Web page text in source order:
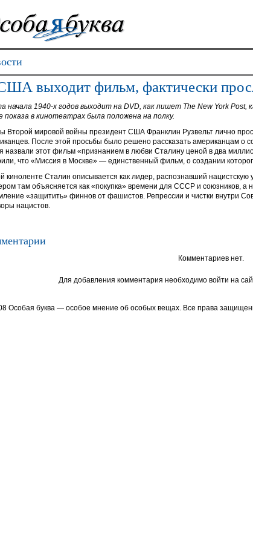
выходит фильм, фактически
начала 1940-х годов выходит на DVD, как пишет The New York Post,
показа в кинотеатрах была положена на полку.
Второй мировой войны президент США Франклин Рузвельт лично
После этой просьбы было решено рассказать американцам о
назвали этот фильм «признанием в любви Сталину ценой в два
что «Миссия в Москве» — единственный фильм, о создании
киноленте Сталин описывается как лидер, распознавший нацистскую
там объясняется как «покупка» времени для СССР и союзников, а
«защитить» финнов от фашистов. Репрессии и чистки внутри
нацистов.
Комментариев нет.
Для добавления комментария необходимо войти на
Особая буква — особое мнение об особых вещах. Все права